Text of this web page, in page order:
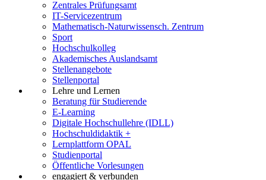
Zentrales Prüfungsamt
IT-Servicezentrum
Mathematisch-Naturwissensch. Zentrum
Sport
Hochschulkolleg
Akademisches Auslandsamt
Stellenangebote
Stellenportal
Lehre und Lernen
Beratung für Studierende
E-Learning
Digitale Hochschullehre (IDLL)
Hochschuldidaktik +
Lernplattform OPAL
Studienportal
Öffentliche Vorlesungen
engagiert & verbunden